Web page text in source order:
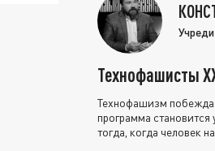
Технофашисты
Технофашизм
программа
тогда, когда человек